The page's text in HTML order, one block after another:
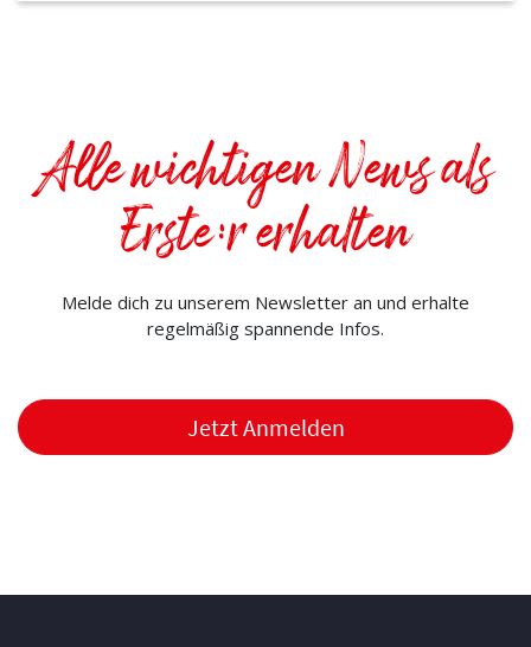
Alle wichtigen News als
Erste:r erhalten
Melde dich zu unserem Newsletter an und erhalte
regelmäßig spannende Infos.
Jetzt Anmelden